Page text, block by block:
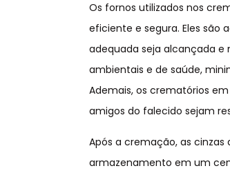
Os fornos utilizados nos
eficiente e segura. Eles
adequada seja alcançada e
ambientais e de saúde,
Ademais, os crematórios
amigos do falecido sejam
Após a cremação, as
armazenamento em um